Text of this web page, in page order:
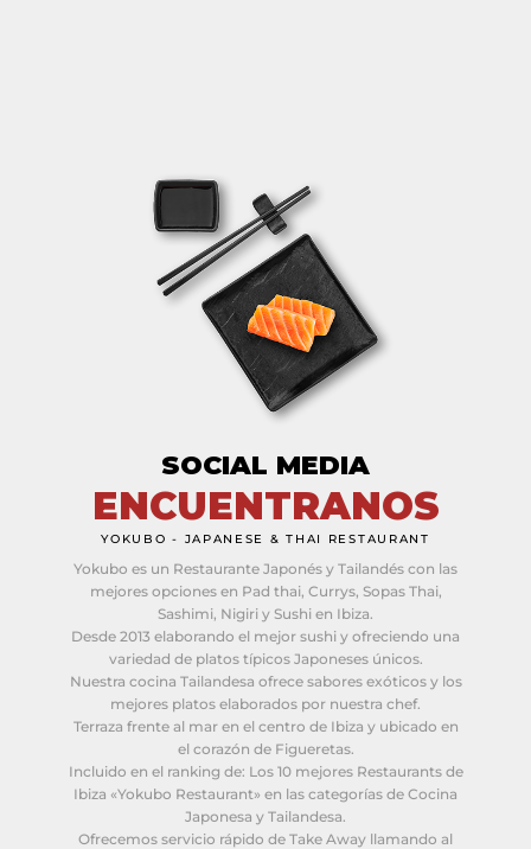
SOCIAL MEDIA
ENCUENTRANOS
YOKUBO - JAPANESE & THAI RESTAURANT
Yokubo es un Restaurante Japonés y Tailandés con las
mejores opciones en Pad thai, Currys, Sopas Thai,
Sashimi, Nigiri y Sushi en Ibiza.
Desde 2013 elaborando el mejor sushi y ofreciendo una
variedad de platos típicos Japoneses únicos.
Nuestra cocina Tailandesa ofrece sabores exóticos y los
mejores platos elaborados por nuestra chef.
Terraza frente al mar en el centro de Ibiza y ubicado en
el corazón de Figueretas.
Incluido en el ranking de: Los 10 mejores Restaurants de
Ibiza «Yokubo Restaurant» en las categorías de Cocina
Japonesa y Tailandesa.
Ofrecemos servicio rápido de Take Away llamando al